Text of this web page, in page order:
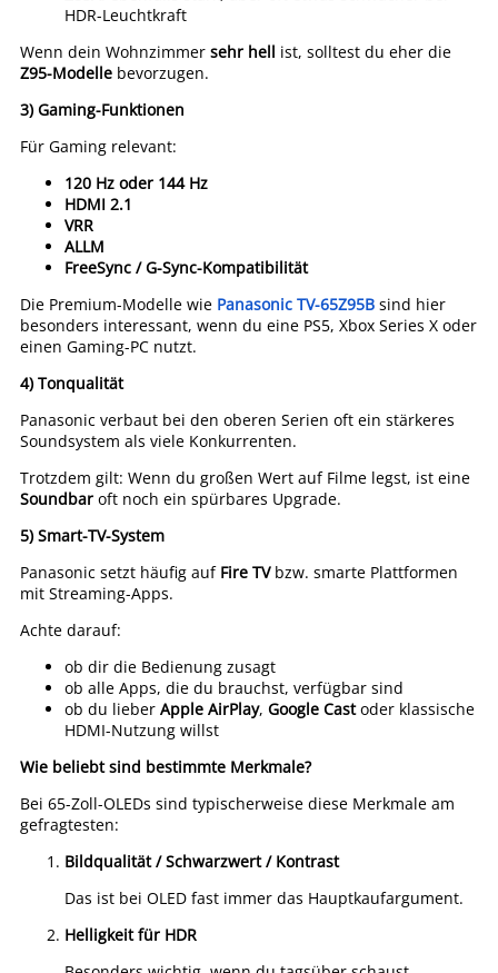
HDR-Leuchtkraft
Wenn dein Wohnzimmer sehr hell ist, solltest du eher die
Z95-Modelle bevorzugen.
3) Gaming-Funktionen
Für Gaming relevant:
120 Hz oder 144 Hz
HDMI 2.1
VRR
ALLM
FreeSync / G-Sync-Kompatibilität
Die Premium-Modelle wie Panasonic TV-65Z95B sind hier
besonders interessant, wenn du eine PS5, Xbox Series X oder
einen Gaming-PC nutzt.
4) Tonqualität
Panasonic verbaut bei den oberen Serien oft ein stärkeres
Soundsystem als viele Konkurrenten.
Trotzdem gilt: Wenn du großen Wert auf Filme legst, ist eine
Soundbar oft noch ein spürbares Upgrade.
5) Smart-TV-System
Panasonic setzt häufig auf Fire TVbzw. smarte Plattformen
mit Streaming-Apps.
Achte darauf:
ob dir die Bedienung zusagt
ob alle Apps, die du brauchst, verfügbar sind
ob du lieber Apple AirPlay, Google Castoder klassische
HDMI-Nutzung willst
Wie beliebt sind bestimmte Merkmale?
Bei 65-Zoll-OLEDs sind typischerweise diese Merkmale am
gefragtesten:
Bildqualität / Schwarzwert / Kontrast
Das ist bei OLED fast immer das Hauptkaufargument.
Helligkeit für HDR